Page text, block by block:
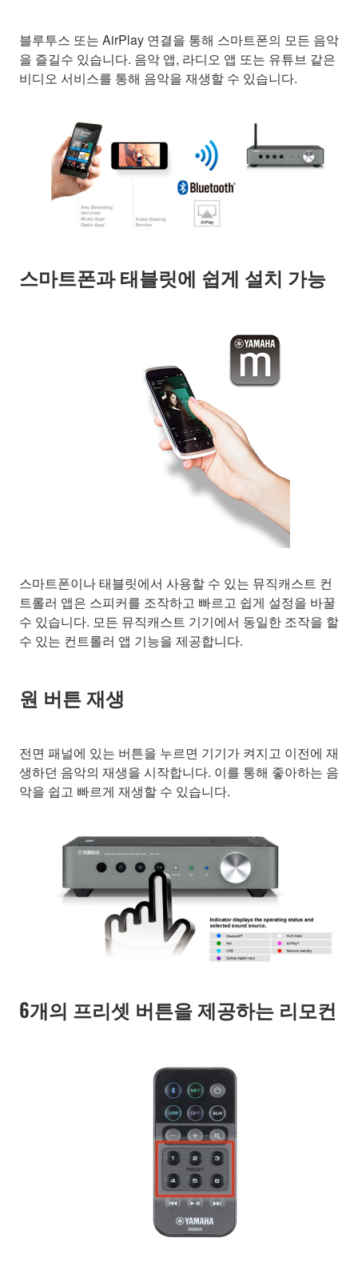
블루투스 또는 AirPlay 연결을 통해 스마트폰의 모든 음악
을 즐길수 있습니다. 음악 앱, 라디오 앱 또는 유튜브 같은
비디오 서비스를 통해 음악을 재생할 수 있습니다.
스마트폰과 태블릿에 쉽게 설치 가능
스마트폰이나 태블릿에서 사용할 수 있는 뮤직캐스트 컨
트롤러 앱은 스피커를 조작하고 빠르고 쉽게 설정을 바꿀
수 있습니다. 모든 뮤직캐스트 기기에서 동일한 조작을 할
수 있는 컨트롤러 앱 기능을 제공합니다.
원 버튼 재생
전면 패널에 있는 버튼을 누르면 기기가 켜지고 이전에 재
생하던 음악의 재생을 시작합니다. 이를 통해 좋아하는 음
악을 쉽고 빠르게 재생할 수 있습니다.
6개의 프리셋 버튼을 제공하는 리모컨